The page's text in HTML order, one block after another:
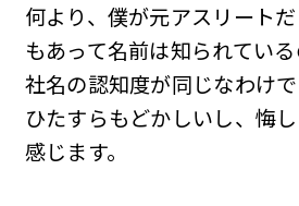
何より、僕が元アスリート
もあって名前は知られてい
社名の認知度が同じなわけ
ひたすらもどかしいし、悔
感じます。